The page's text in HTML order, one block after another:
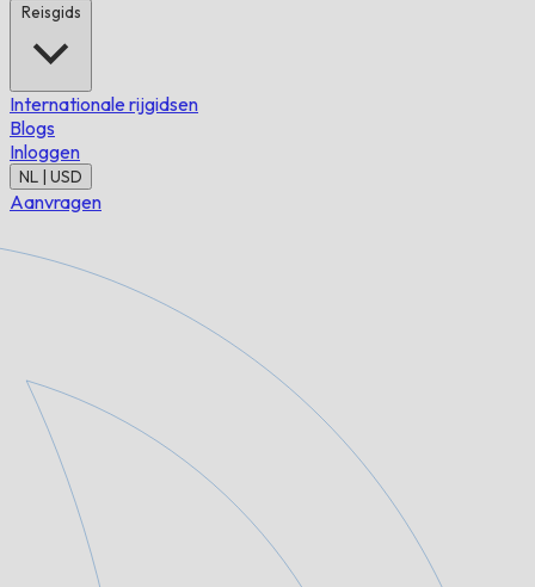
Reisgids
Internationale rijgidsen
Blogs
Inloggen
NL | USD
Aanvragen